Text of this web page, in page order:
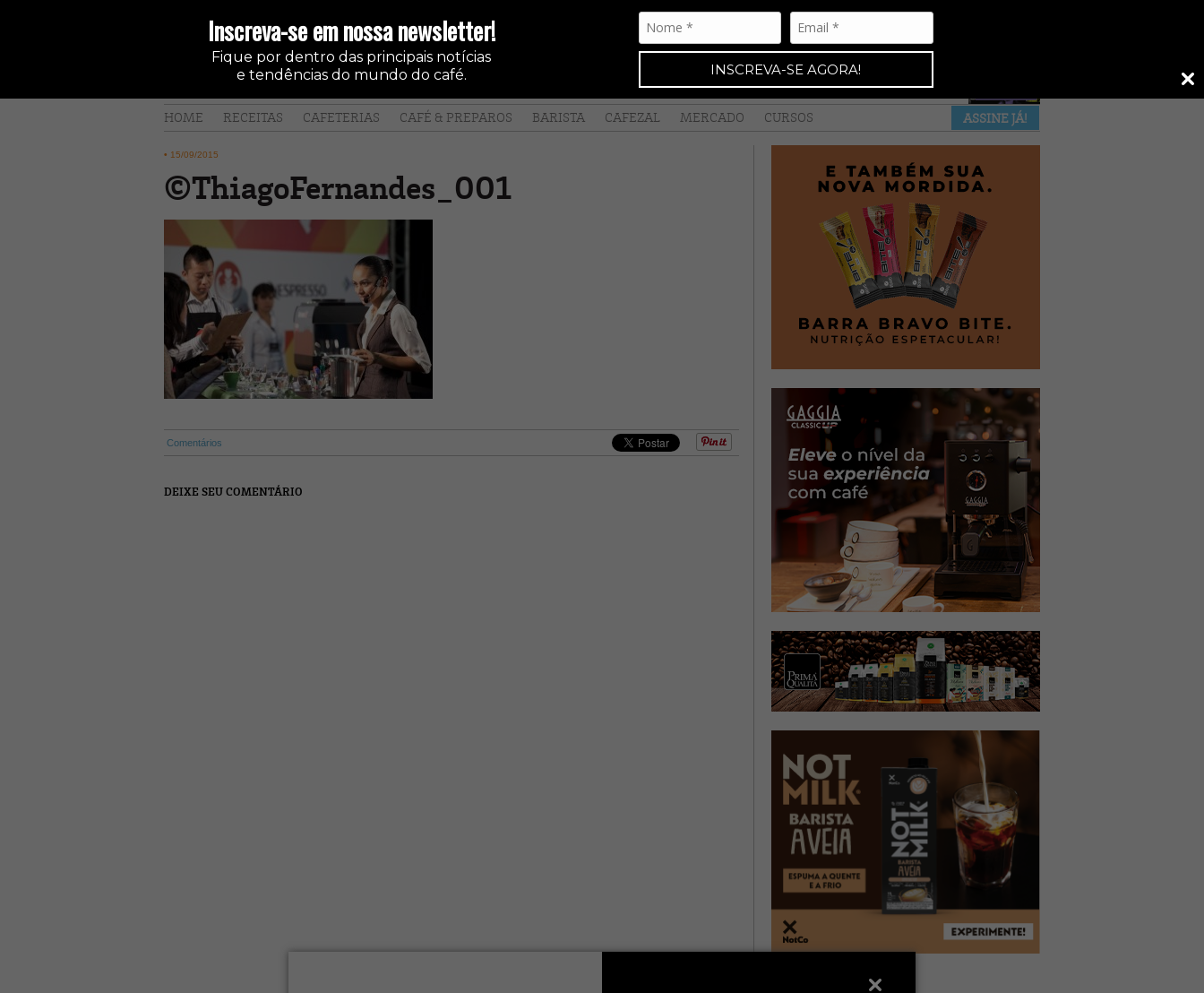
Inscreva-se em nossa newsletter!
Fique por dentro das principais notícias
e tendências do mundo do café.
INSCREVA-SE AGORA!
•NAS BANCAS
HOME RECEITAS CAFETERIAS CAFÉ & PREPAROS BARISTA CAFEZAL MERCADO ASSINE JÁ!
CURSOS
• 15/09/2015
©ThiagoFernandes_001
Comentários
DEIXE SEU COMENTÁRIO
Espresso